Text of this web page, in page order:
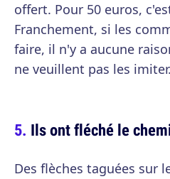
offert. Pour 50 euros,
Franchement, si les
faire, il n'y a aucune
ne veuillent pas les imiter.
Ils ont fléché le
Des flèches taguées sur